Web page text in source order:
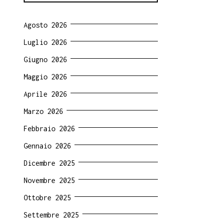
Agosto 2026
Luglio 2026
Giugno 2026
Maggio 2026
Aprile 2026
Marzo 2026
Febbraio 2026
Gennaio 2026
Dicembre 2025
Novembre 2025
Ottobre 2025
Settembre 2025